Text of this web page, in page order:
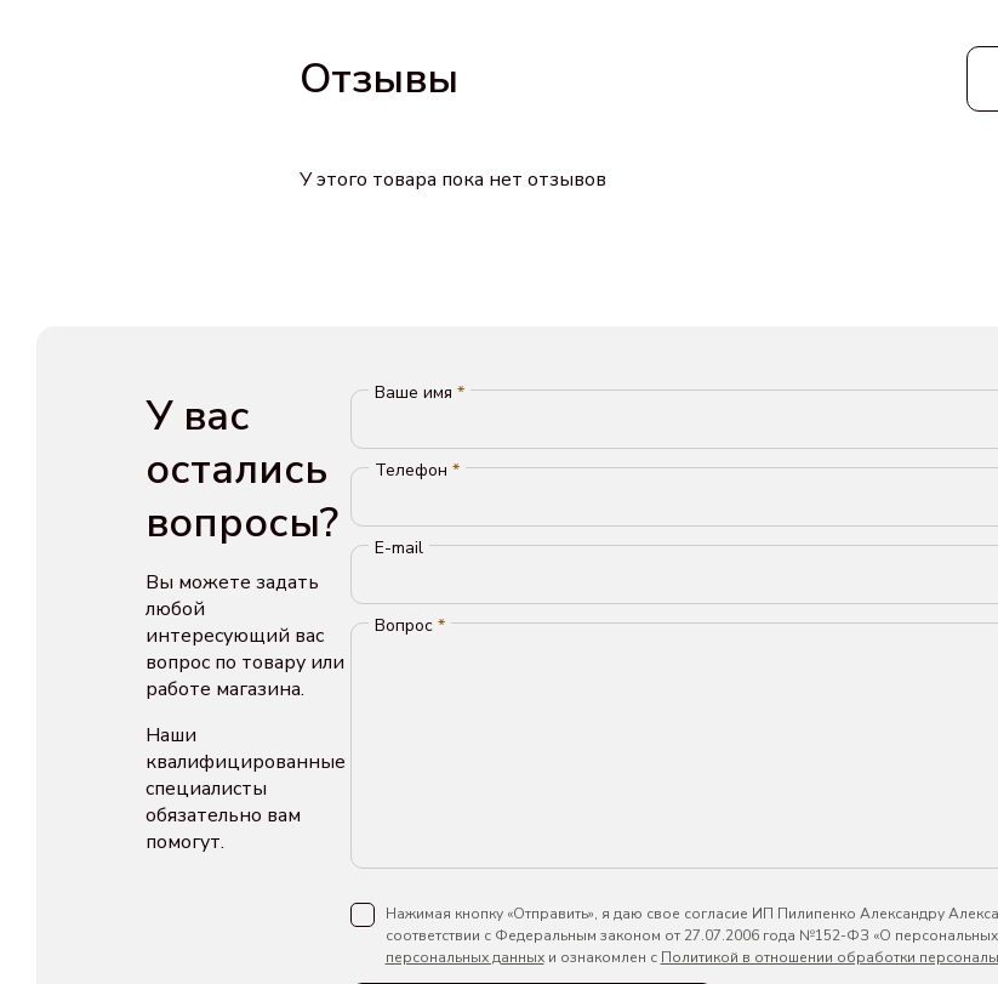
Отзывы
У этого товара пока нет отзывов
У вас
остались
вопросы?
Вы можете задать
любой
интересующий вас
вопрос по товару или
работе магазина.
Наши
квалифицированные
специалисты
обязательно вам
помогут.
Ваше имя *
Телефон *
E-mail
Вопрос *
Нажимая кнопку «Отправить», я даю свое согласие ИП Пилипенко Александру
соответствии с Федеральным законом от 27.07.2006 года №152-ФЗ «О
персональных данныхи ознакомлен с Политикой в отношении обработки